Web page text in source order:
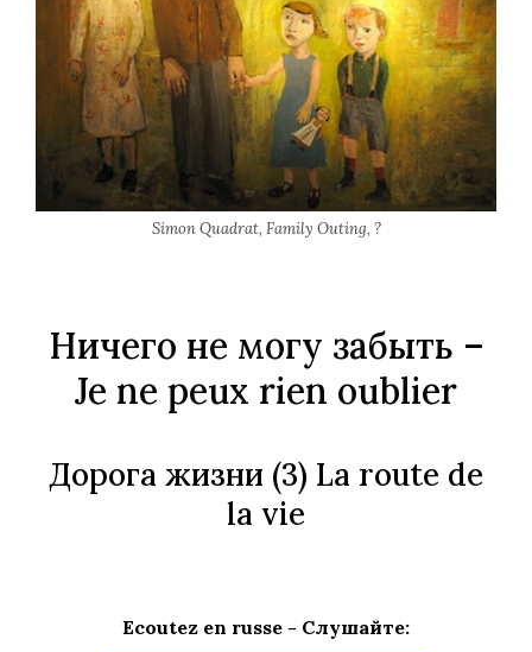
Simon Quadrat, Family Outing, ?
Ничего не могу забыть –
Je ne peux rien oublier
Дорога жизни (3) La route de
la vie
Ecoutez en russe - Слушайте: